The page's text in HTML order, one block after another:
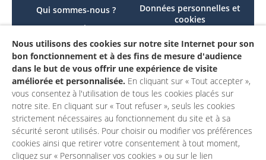
Qui sommes-nous ?
Le projet
Contactez-nous
Mon compte
Données personnelles et
cookies
conforme
Mentions légales
Nous utilisons des cookies sur notre site Internet pour son
bon fonctionnement et à des fins de mesure d'audience
dans le but de vous offrir une expérience de visite
améliorée et personnalisée. En cliquant sur « Tout accepter »,
vous consentez à l'utilisation de tous les cookies placés sur
notre site. En cliquant sur « Tout refuser », seuls les cookies
strictement nécessaires au fonctionnement du site et à sa
sécurité seront utilisés. Pour choisir ou modifier vos préférences
cookies ainsi que retirer votre consentement à tout moment,
cliquez sur « Personnaliser vos cookies » ou sur le lien